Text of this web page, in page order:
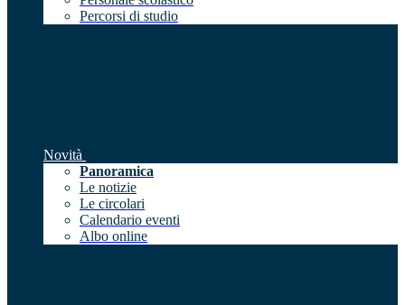
Percorsi di studio
Novità
Panoramica
Le notizie
Le circolari
Calendario eventi
Albo online